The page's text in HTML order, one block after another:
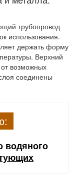
трубопровод
использования.
держать форму
Верхний
возможных
соединены
водяного